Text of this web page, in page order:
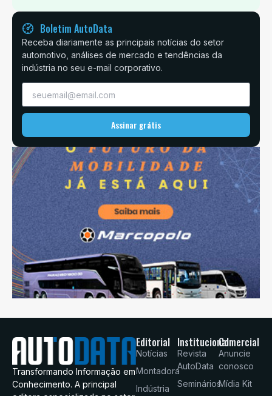
Boletim AutoData
Receba diariamente as principais notícias do setor
automotivo, análises de mercado e tendências da
indústria no seu e-mail corporativo.
Assinar grátis
Transformando Informação em
Conhecimento. A principal
Editorial
Notícias
Montadora
Indústria
Institucional
Revista
AutoData
Seminários
Comercial
Anuncie
conosco
Mídia Kit